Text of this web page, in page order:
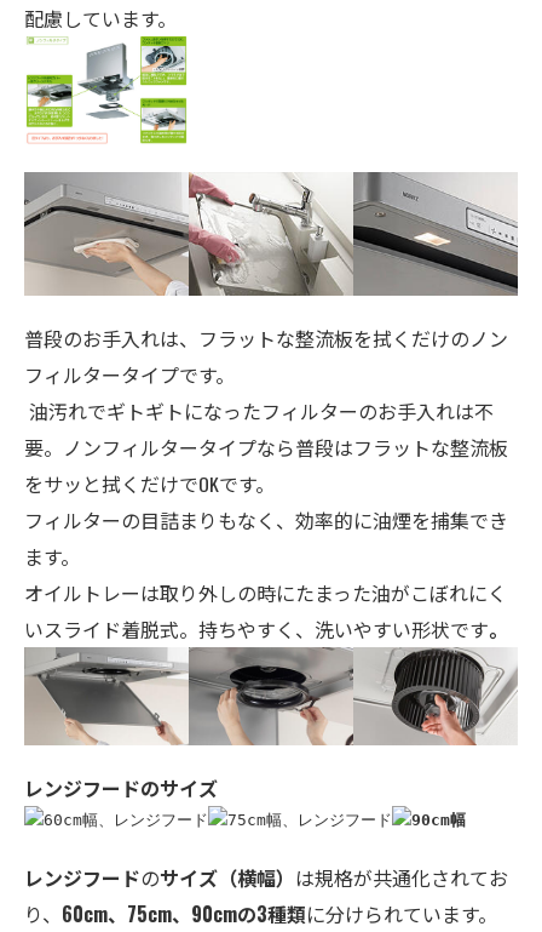
配慮しています。
普段のお手入れは、フラットな整流板を拭くだけのノン
フィルタータイプです。
油汚れでギトギトになったフィルターのお手入れは不
要。ノンフィルタータイプなら普段はフラットな整流板
をサッと拭くだけでOKです。
フィルターの目詰まりもなく、効率的に油煙を捕集でき
ます。
オイルトレーは取り外しの時にたまった油がこぼれにく
いスライド着脱式。持ちやすく、洗いやすい形状です。
レンジフードのサイズ
レンジフードのサイズ （横幅） は規格が共通化されてお
り、 60cm、75cm、90cmの3種類に分けられています。